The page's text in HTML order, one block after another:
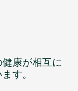
康が相互に
す。